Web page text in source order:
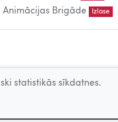
Animācijas Brigāde Izlase
statistikās sīkdatnes.